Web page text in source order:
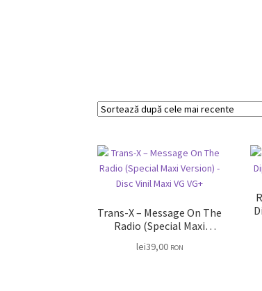
Trans-X – Message On The
Radio (Special Maxi
VG VG+
lei39,00 RON